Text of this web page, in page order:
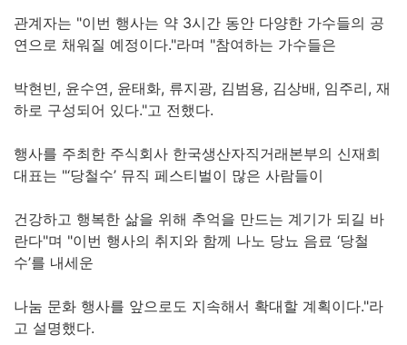
관계자는 "이번 행사는 약 3시간 동안 다양한 가수들의 공
연으로 채워질 예정이다."라며 "참여하는 가수들은
박현빈, 윤수연, 윤태화, 류지광, 김범용, 김상배, 임주리, 재
하로 구성되어 있다."고 전했다.
행사를 주최한 주식회사 한국생산자직거래본부의 신재희
대표는 "‘당철수’ 뮤직 페스티벌이 많은 사람들이
건강하고 행복한 삶을 위해 추억을 만드는 계기가 되길 바
란다"며 "이번 행사의 취지와 함께 나노 당뇨 음료 ‘당철
수’를 내세운
나눔 문화 행사를 앞으로도 지속해서 확대할 계획이다."라
고 설명했다.